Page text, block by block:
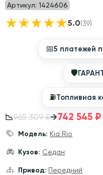
Артикул: 1424606
★★★★★5.0(39)
📅5 платежей
🛡
⛽️Топливная
📉965 309 ₽→742 545 ₽
Модель: Kia Rio
Кузов: Седан
Привод: Передний